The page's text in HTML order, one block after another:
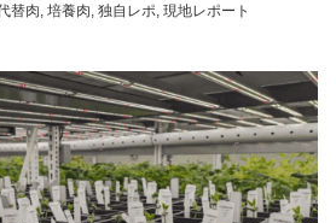
替肉 培養肉 独自レポ 現地レポート